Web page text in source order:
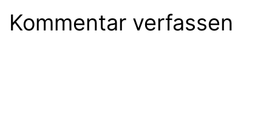
Kommentar verfassen